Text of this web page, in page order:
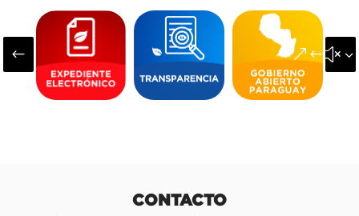
#
CONTACTO